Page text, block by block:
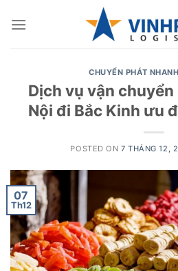
CHUYỂN PHÁT
Dịch vụ vận
Nội đi Bắc Kinh ưu
POSTED ON 7 THÁNG 12,
07
Th12